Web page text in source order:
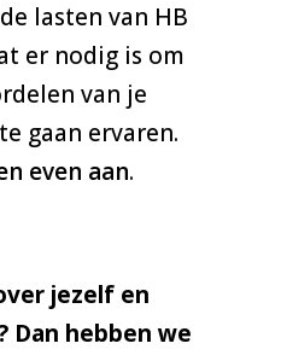
lasten van HB
er nodig is om
van je
gaan ervaren.
even aan.
jezelf en
Dan hebben we